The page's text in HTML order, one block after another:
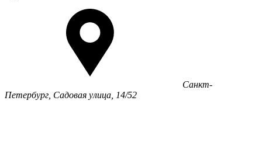
Санкт-
Петербург, Садовая улица, 14/52